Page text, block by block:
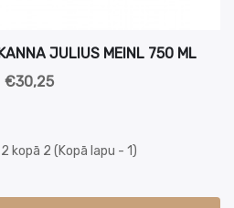
JULIUS MEINL 750 ML
€30,25
kopā 2 (Kopā lapu - 1)